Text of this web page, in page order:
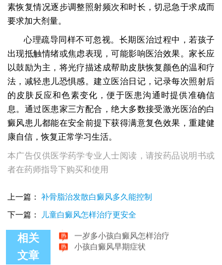
素恢复情况逐步调整照射频次和时长，切忌急于求成而
要求加大剂量。
心理疏导同样不可忽视。长期医治过程中，若孩子
出现抵触情绪或焦虑表现，可能影响医治效果。家长应
以鼓励为主，将光疗描述成帮助皮肤恢复颜色的温和疗
法，减轻患儿恐惧感。建立医治日记，记录每次照射后
的皮肤反应和色素变化，便于医患沟通时提供准确信
息。通过医患家三方配合，绝大多数接受激光医治的白
癜风患儿都能在安全前提下获得满意复色效果，重建健
康自信，恢复正常学习生活。
本广告仅供医学药学专业人士阅读，请按药品说明书或
者在药师指导下购买和使用
上一篇： 补骨脂治发散白癜风多久能控制
下一篇： 儿童白癜风怎样治疗更安全
相关
文章
小孩白癜风照了美国308要隔几个小时才能照一次
小孩白癜风能照激光吗 308激光费用大概多少
小孩白癜风早期症状